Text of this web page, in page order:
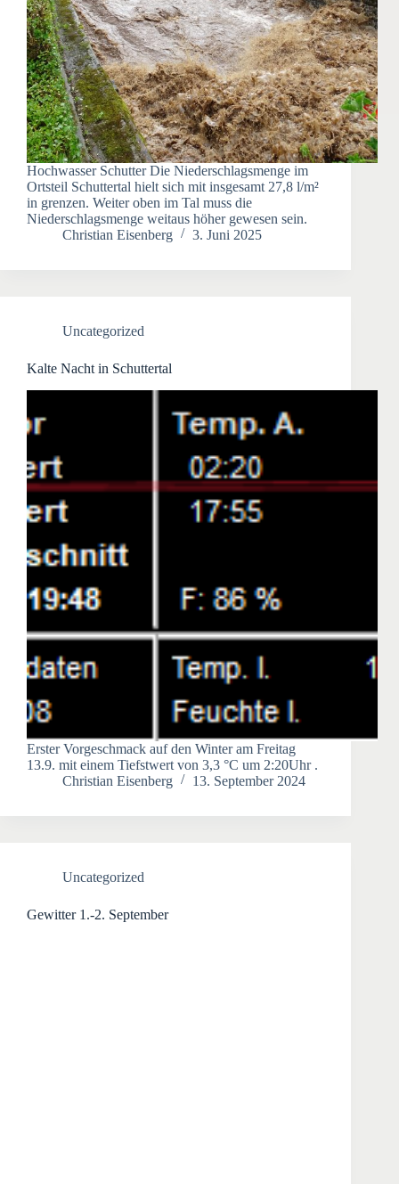
Hochwasser Schutter Die Niederschlagsmenge im
Ortsteil Schuttertal hielt sich mit insgesamt 27,8 l/m²
in grenzen. Weiter oben im Tal muss die
Niederschlagsmenge weitaus höher gewesen sein.
Christian Eisenberg
3. Juni 2025
Uncategorized
Kalte Nacht in Schuttertal
Erster Vorgeschmack auf den Winter am Freitag
13.9. mit einem Tiefstwert von 3,3 °C um 2:20Uhr .
Christian Eisenberg
13. September 2024
Uncategorized
Gewitter 1.-2. September